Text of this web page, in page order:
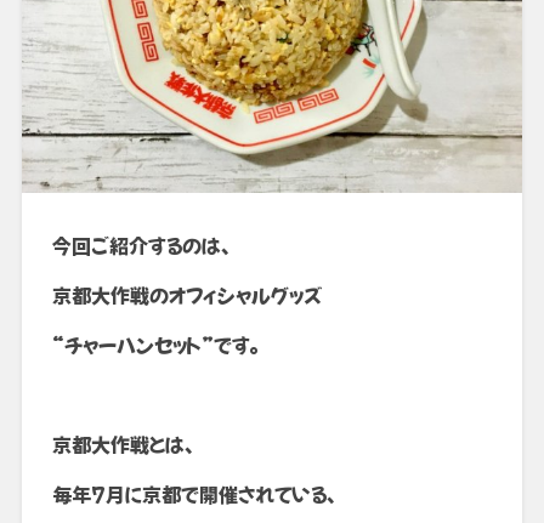
今回ご紹介するのは、
京都大作戦のオフィシャルグッズ
“チャーハンセット”です。
京都大作戦とは、
毎年7月に京都で開催されている、